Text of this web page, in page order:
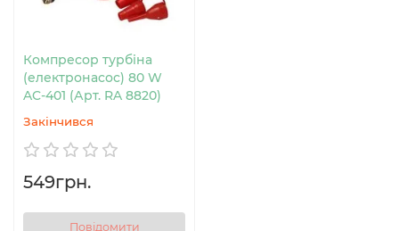
Компресор турбіна
(електронасос) 80 W
AC-401 (Арт. RA 8820)
Закінчився
549грн.
Повідомити